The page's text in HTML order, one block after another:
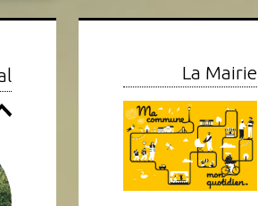
Info Travaux – Mise en
conformité réseau évacuation
Canon Inc
La Mairie